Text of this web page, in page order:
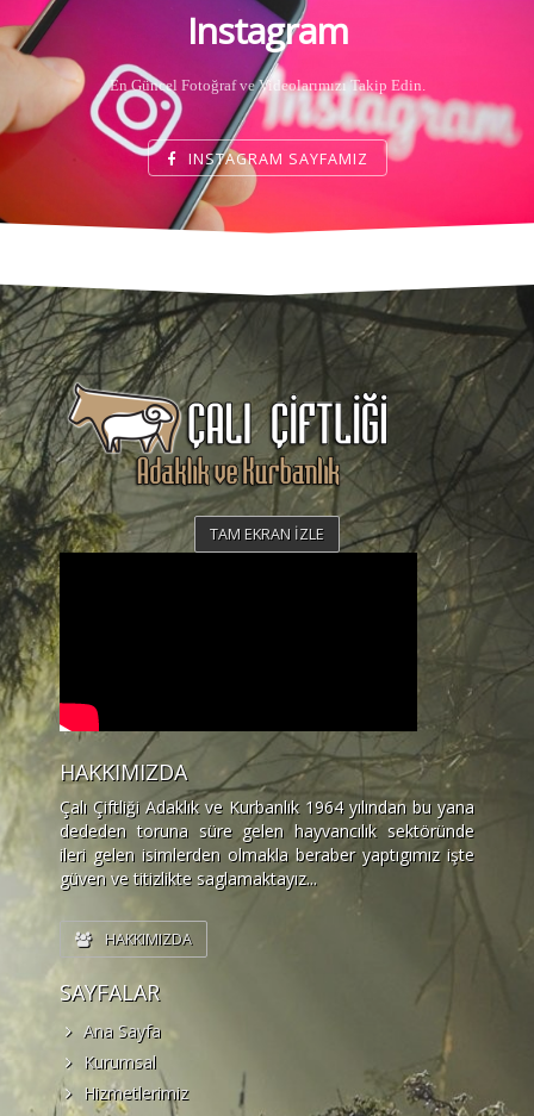
Instagram
En Güncel Fotoğraf ve Videolarımızı Takip Edin.
INSTAGRAM SAYFAMIZ
TAM EKRAN İZLE
HAKKIMIZDA
Çalı Çiftliği Adaklık ve Kurbanlık 1964 yılından bu yana
dededen toruna süre gelen hayvancılık sektöründe
ileri gelen isimlerden olmakla beraber yaptıgımız işte
güven ve titizlikte saglamaktayız...
HAKKIMIZDA
SAYFALAR
Ana Sayfa
Kurumsal
Hizmetlerimiz